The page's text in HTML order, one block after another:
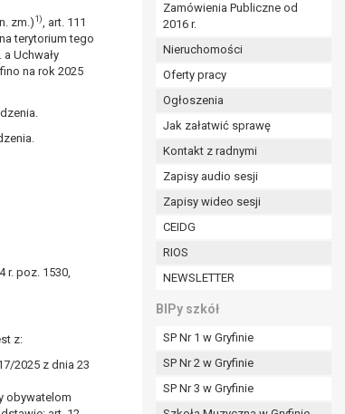
zm.)1), art. 111
terytorium tego
Uchwały
na rok 2025
r. poz. 1530,
z:
2025 z dnia 23
obywatelom
Zamówienia Publiczne od
2016 r.
Nieruchomości
Oferty pracy
Ogłoszenia
Jak załatwić sprawę
Kontakt z radnymi
Zapisy audio sesji
Zapisy wideo sesji
CEIDG
RIOS
NEWSLETTER
BIPy szkół
SP Nr 1 w Gryfinie
SP Nr 2 w Gryfinie
SP Nr 3 w Gryfinie
2017r., poz. 1875 ze zm.) oraz z
w treści zgody.
lub kategoriom odbiorców danych
danych osobowych;
archiwizacji określonymi przez
tej zgody.
realizacji zawartej umowy, a po tym
danych po zakończeniu i
o dofinansowanie zawartej między